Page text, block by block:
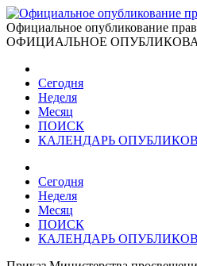
Официальное опубликование
ОФИЦИАЛЬНОЕ
Сегодня
Неделя
Месяц
ПОИСК
КАЛЕНДАРЬ
Сегодня
Неделя
Месяц
ПОИСК
КАЛЕНДАРЬ